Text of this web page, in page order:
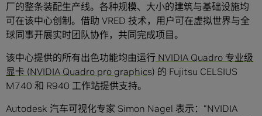
厂的整条装配生产线。各种规模、大小的建筑与基础设施均
可在该中心创制。借助 VRED 技术，用户可在虚拟世界与全
球同事开展实时团队协作，共同完成项目。
该中心提供的所有出色功能均由运行 NVIDIA Quadro 专业级
显卡 (NVIDIA Quadro pro graphics) 的 Fujitsu CELSIUS
M740 和 R940 工作站提供支持。
Autodesk 汽车可视化专家 Simon Nagel 表示：“NVIDIA